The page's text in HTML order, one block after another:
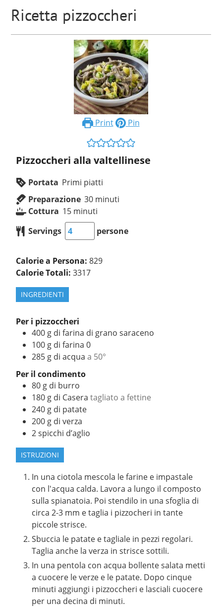
Ricetta pizzoccheri
Print Pin
Pizzoccheri alla valtellinese
Portata Primi piatti
Preparazione 30 minuti
Cottura 15 minuti
Servings
persone
Calorie a Persona:829
Calorie Totali:3317
INGREDIENTI
Per i pizzoccheri
400 g di farina di grano saraceno
100 g di farina 0
285 g di acqua a 50°
Per il condimento
80 g di burro
180 g di Casera tagliato a fettine
240 g di patate
200 g di verza
2spicchi d’aglio
ISTRUZIONI
In una ciotola mescola le farine e impastale
con l'acqua calda. Lavora a lungo il composto
sulla spianatoia. Poi stendilo in una sfoglia di
circa 2-3 mm e taglia i pizzocheri in tante
piccole strisce.
Sbuccia le patate e tagliale in pezzi regolari.
Taglia anche la verza in strisce sottili.
In una pentola con acqua bollente salata metti
a cuocere le verze e le patate. Dopo cinque
minuti aggiungi i pizzoccheri e lasciali cuocere
per una decina di minuti.